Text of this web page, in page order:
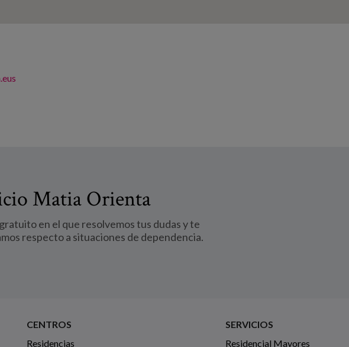
Matia Orienta
en el que resolvemos tus dudas y te
respecto a situaciones de dependencia.
CENTROS
Residencias
SERVICIOS
Residencial Mayores